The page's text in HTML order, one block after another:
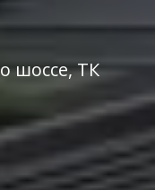
шоссе, ТК